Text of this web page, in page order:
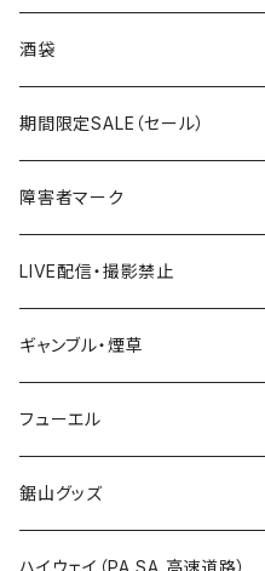
国道600～699号線
国道700～799号線
ROUTE600～699号線
ROUTE700～799号線
ROUTE 100～199号線
ROUTE 600～699号線
ROUTE 700～799号線
ROUTE 0～99号線
ROUTE 100～199号線
ROUTE 600～699号線
ROUTE 700～799号線
岩手県
宮城県
秋田県
Tシャツ
ステッカー
山形県
福島県
茨城県
栃木県
群馬県
酒袋
期間限定SALE（セール）
障害者マーク
LIVE配信・撮影禁止
LIVE配信禁止
撮影禁止
ギャンブル・煙草
ホテルキーホルダー
たばこ・禁煙ステッカー
フューエル
ステッカー
鋸山グッズ
Tシャツ
ハイウェイ（PA SA 高速道路）